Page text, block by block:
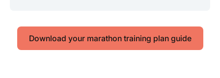
Download your marathon training plan guide